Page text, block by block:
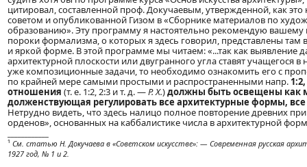
цитировал, составленной проф. Докучаевым, утвержденной, как это
советом и опубликованной Гизом в «Сборнике материалов по
образованию». Эту программу я настоятельно рекомендую вашему
пороки формализма, о которых я здесь говорил, представлены там
и яркой форме. В этой программе мы читаем: «...так как выявление
архитектурной плоскости или двугранного угла ставят учащегося
уже композиционные задачи, то необходимо ознакомить его с
по крайней мере самыми простыми и распространенными напр.
отношения (т. е. 1:2, 2:3 и т. д. —P. X.)должны быть освещены как
долженствующая регулировать все архитектурные формы, все
Нетрудно видеть, что здесь налицо полное повторение древних
орденов», основанных на каббалистике числа в архитектурной
¹ См. статью Н. Докучаева в «Советском искусстве»: — Современная русская
1927 год, № 1 и 2.